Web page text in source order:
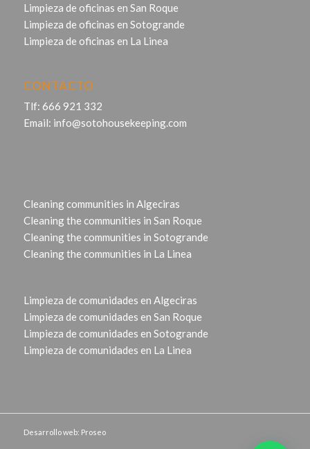
Limpieza de oficinas en San Roque
Limpieza de oficinas en Sotogrande
Limpieza de oficinas en La Linea
CONTACTO
Tlf: 666 921 332
Email: info@sotohousekeeping.com
Cleaning communities in Algeciras
Cleaning the communities in San Roque
Cleaning the communities in Sotogrande
Cleaning the communities in La Linea
Limpieza de comunidades en Algeciras
Limpieza de comunidades en San Roque
Limpieza de comunidades en Sotogrande
Limpieza de comunidades en La Linea
Desarrollo web: Proseo